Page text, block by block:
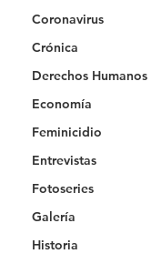
Coronavirus
Crónica
Derechos Humanos
Economía
Feminicidio
Entrevistas
Fotoseries
Galería
Historia